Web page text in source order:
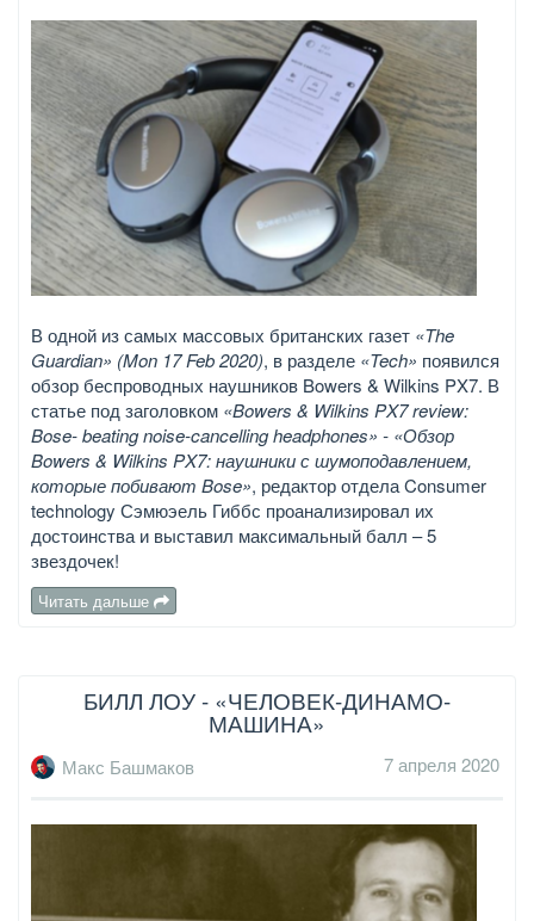
В одной из самых массовых британских газет «The
Guardian» (Mon 17 Feb 2020), в разделе «Tech» появился
обзор беспроводных наушников Bowers & Wilkins PX7. В
статье под заголовком «Bowers & Wilkins PX7 review:
Bose- beating noise-cancelling headphones» - «Обзор
Bowers & Wilkins PX7: наушники с шумоподавлением,
которые побивают Bose», редактор отдела Consumer
technology Сэмюэель Гиббс проанализировал их
достоинства и выставил максимальный балл – 5
звездочек!
Читать дальше
БИЛЛ ЛОУ - «ЧЕЛОВЕК-ДИНАМО-
МАШИНА»
Макс Башмаков 7 апреля 2020